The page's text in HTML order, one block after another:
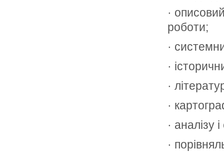
·
роботи;
·
·
·
·
· аналізу
·